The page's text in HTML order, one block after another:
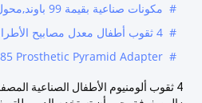
# مكونات صناعية بقيمة 99 باوند,محول الهرم الصناعي CE,ISO 13485 محول الهرم الصناعي
# 4 ثقوب أطفال معدل مصابيح الأطراف الاصطناعية,محول المقابس الصناعية للألمنيوم للأطفال,محول المقبس الصناعي للأطفال المصفوف
#
Prosthetic Pyramid Adapter